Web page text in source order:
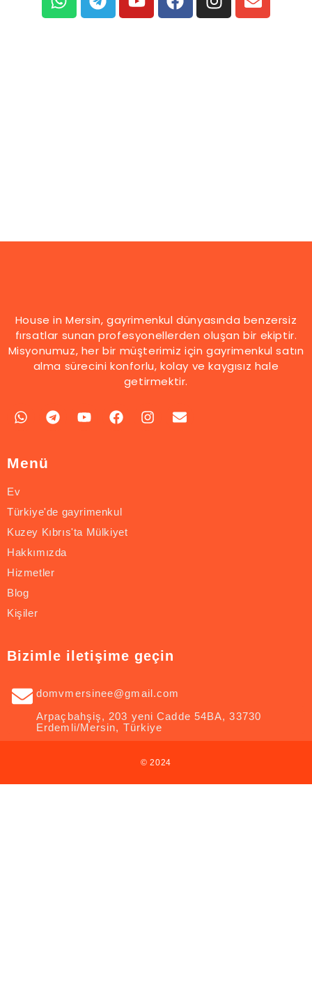
House in Mersin, gayrimenkul dünyasında benzersiz
fırsatlar sunan profesyonellerden oluşan bir ekiptir.
Misyonumuz, her bir müşterimiz için gayrimenkul satın
alma sürecini konforlu, kolay ve kaygısız hale
getirmektir.
Menü
Ev
Türkiye'de gayrimenkul
Kuzey Kıbrıs'ta Mülkiyet
Hakkımızda
Hizmetler
Blog
Kişiler
Bizimle iletişime geçin
domvmersinee@gmail.com
Arpaçbahşiş, 203 yeni Cadde 54BA, 33730
Erdemli/Mersin, Türkiye
© 2024